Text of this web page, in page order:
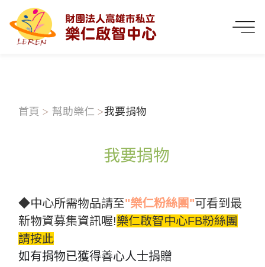
首頁 幫助樂仁 我要捐物
我要捐物
◆中心所需物品請至"樂仁粉絲團"可看到最
新物資募集資訊喔!樂仁啟智中心FB粉絲團
請按此
如有捐物已獲得善心人士捐贈